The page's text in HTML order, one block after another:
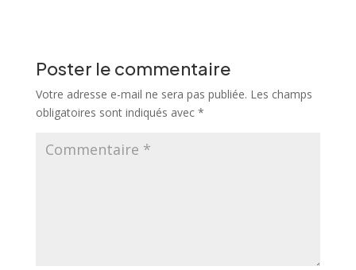
Poster le commentaire
Votre adresse e-mail ne sera pas publiée. Les champs
obligatoires sont indiqués avec *